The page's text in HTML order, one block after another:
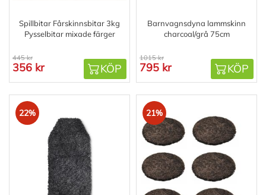
Spillbitar Fårskinnsbitar 3kg
Pysselbitar mixade färger
445 kr
356 kr KÖP
Barnvagnsdyna lammskinn
charcoal/grå 75cm
1015 kr
795 kr KÖP
22% 21%